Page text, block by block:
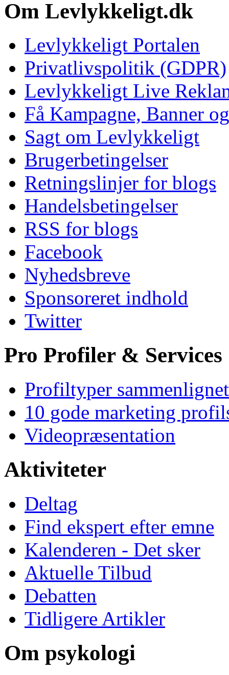
Om Levlykkeligt.dk
Levlykkeligt Portalen
Privatlivspolitik (GDPR)
Levlykkeligt Live
Få Kampagne, Banner
Sagt om Levlykkeligt
Brugerbetingelser
Retningslinjer for blogs
Handelsbetingelser
RSS for blogs
Facebook
Nyhedsbreve
Sponsoreret indhold
Twitter
Pro Profiler & Services
Profiltyper sammenlignet
10 gode marketing
Videopræsentation
Aktiviteter
Deltag
Find ekspert efter emne
Kalenderen - Det sker
Aktuelle Tilbud
Debatten
Tidligere Artikler
Om psykologi